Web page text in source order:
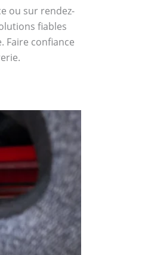
ou sur rendez-
fiables
Faire confiance